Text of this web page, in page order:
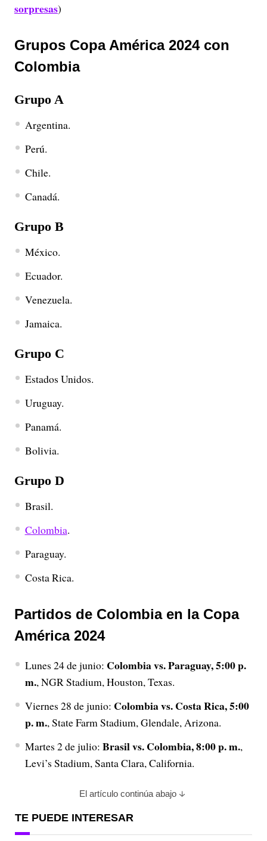
sorpresas)
Grupos Copa América 2024 con
Colombia
Grupo A
Argentina.
Perú.
Chile.
Canadá.
Grupo B
México.
Ecuador.
Venezuela.
Jamaica.
Grupo C
Estados Unidos.
Uruguay.
Panamá.
Bolivia.
Grupo D
Brasil.
Colombia.
Paraguay.
Costa Rica.
Partidos de Colombia en la Copa
América 2024
Lunes 24 de junio: Colombia vs. Paraguay, 5:00 p.
m., NGR Stadium, Houston, Texas.
Viernes 28 de junio: Colombia vs. Costa Rica, 5:00
p. m., State Farm Stadium, Glendale, Arizona.
Martes 2 de julio: Brasil vs. Colombia, 8:00 p. m.,
Levi’s Stadium, Santa Clara, California.
El artículo continúa abajo
TE PUEDE INTERESAR